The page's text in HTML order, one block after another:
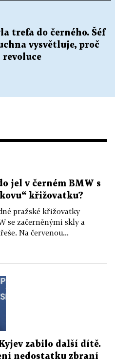
trefa do černého. Šéf
vysvětluje, proč
revoluce
jel v černém BMW s
křižovatku?
pražské křižovatky
se začerněnými skly a
Na červenou...
zabilo další dítě.
nedostatku zbraní